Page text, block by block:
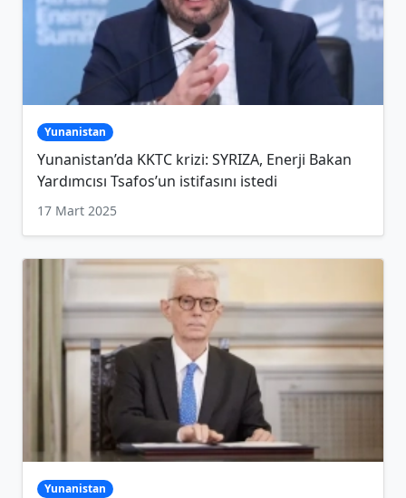
Yunanistan
Yunanistan’da KKTC krizi: SYRIZA, Enerji Bakan
Yardımcısı Tsafos’un istifasını istedi
17 Mart 2025
Yunanistan